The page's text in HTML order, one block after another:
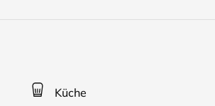
inklusiv Card mit vielen für Sie
Kaiserwinkel für Ihren Urlaub. Alle
für freien Eintritt im Freibad von
eine stark ermäßigte Liftkarte
Küche